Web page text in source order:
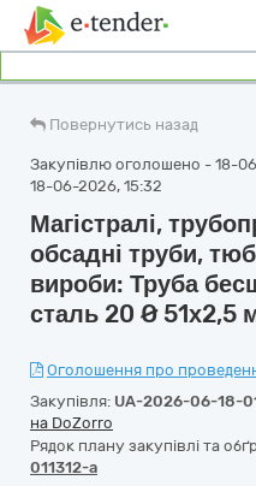
Повернутись назад
Закупівлю оголошено - 18-
18-06-2026, 15:32
Магістралі,
обсадні труби,
вироби: Труба
сталь 20 Ø 51х2,5
Оголошення про
Закупівля: UA-2026-06-18-
на DoZorro
Рядок плану закупівлі та
011312-a